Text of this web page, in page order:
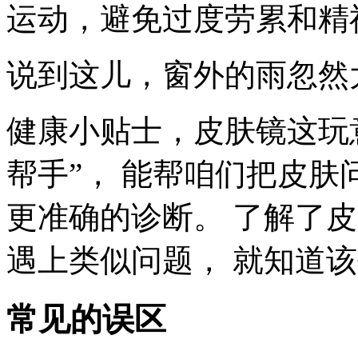
运动，避免过度劳累和
说到这儿，窗外的雨忽然
健康小贴士，皮肤镜这
帮手”， 能帮咱们把皮肤
更准确的诊断。 了解了
遇上类似问题， 就知道
常见的误区